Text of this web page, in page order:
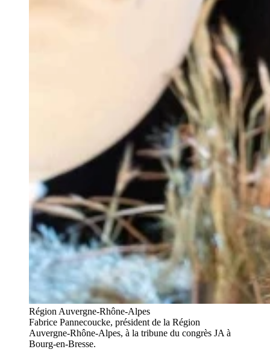
Région Auvergne-Rhône-Alpes
Fabrice Pannecoucke, président de la Région
Auvergne-Rhône-Alpes, à la tribune du congrès JA à
Bourg-en-Bresse.